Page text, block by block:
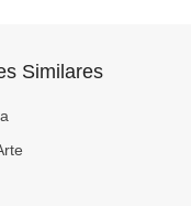
Similares